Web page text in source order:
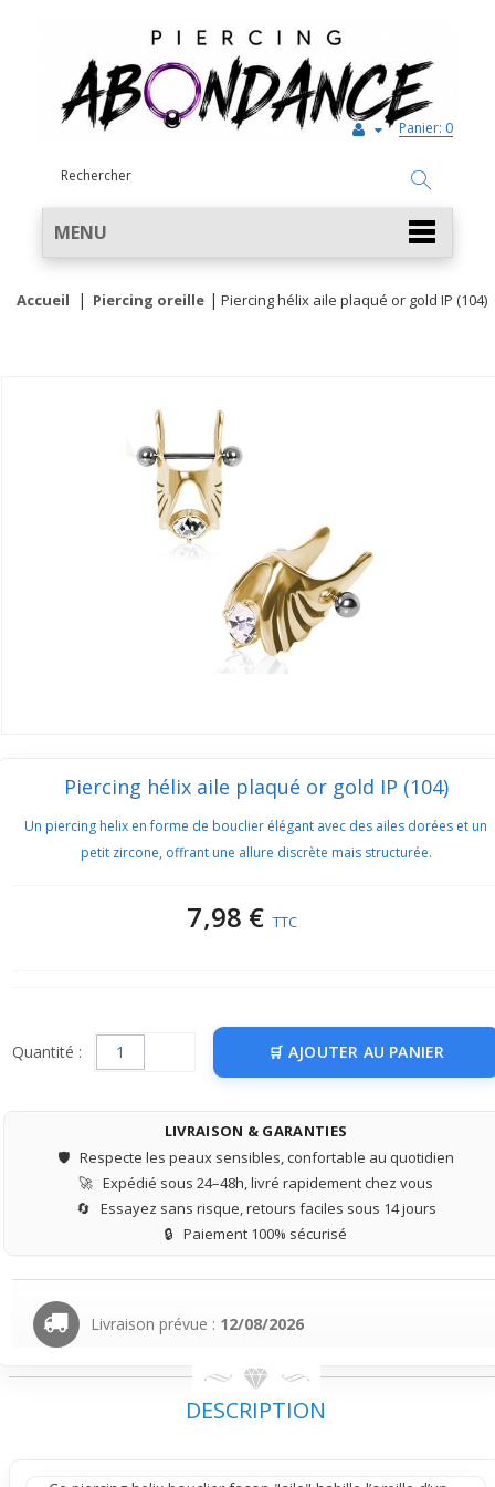
Panier: 0
MENU
Accueil Piercing oreille Piercing hélix aile plaqué or gold IP (104)
Piercing hélix aile plaqué or gold IP (104)
Un piercing helix en forme de bouclier élégant avec des ailes dorées et un
petit zircone, offrant une allure discrète mais structurée.
7,98 € TTC
Quantité : AJOUTER AU PANIER
LIVRAISON & GARANTIES
🛡️ Respecte les peaux sensibles, confortable au quotidien
🚀 Expédié sous 24–48h, livré rapidement chez vous
🔄 Essayez sans risque, retours faciles sous 14 jours
🔒 Paiement 100% sécurisé
Livraison prévue : 12/08/2026
DESCRIPTION